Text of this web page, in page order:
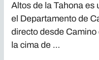
Altos de la Tahona es
el Departamento de
directo desde
la cima de ...